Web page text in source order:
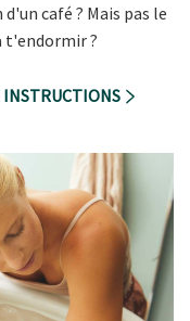
café ? Mais pas le
t'endormir ?
INSTRUCTIONS